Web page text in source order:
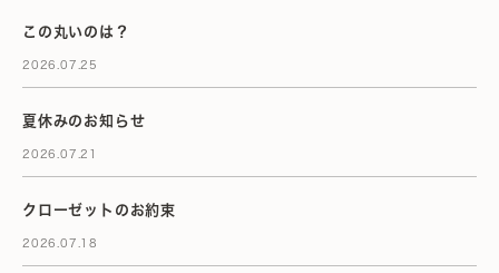
この丸いのは？
2026.07.25
夏休みのお知らせ
2026.07.21
クローゼットのお約束
2026.07.18